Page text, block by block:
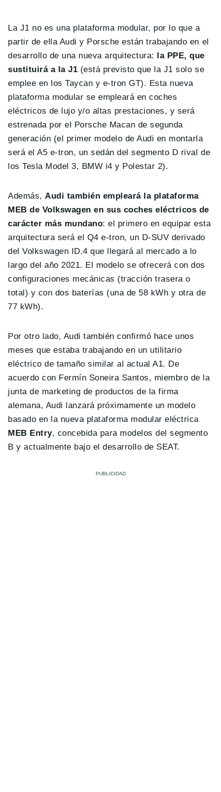
La J1 no es una plataforma modular, por lo que a
partir de ella Audi y Porsche están trabajando en el
desarrollo de una nueva arquitectura:
la PPE, que
sustituirá a la J1 (está previsto que la J1 solo se
emplee en los Taycan y e-tron GT). Esta nueva
plataforma modular se empleará en coches
eléctricos de lujo y/o altas prestaciones, y será
estrenada por el Porsche Macan de segunda
generación (el primer modelo de Audi en montarla
será el A5 e-tron, un sedán del segmento D rival de
los Tesla Model 3, BMW i4 y Polestar 2).
Además,Audi también empleará la plataforma
MEB de Volkswagen en sus coches eléctricos de
carácter más mundano: el primero en equipar esta
arquitectura será el Q4 e-tron, un D-SUV derivado
del Volkswagen ID.4 que llegará al mercado a lo
largo del año 2021. El modelo se ofrecerá con dos
configuraciones mecánicas (tracción trasera o
total) y con dos baterías (una de 58 kWh y otra de
77 kWh).
Por otro lado, Audi también confirmó hace unos
meses que estaba trabajando en un utilitario
eléctrico de tamaño similar al actual A1. De
acuerdo con Fermín Soneira Santos, miembro de la
junta de marketing de productos de la firma
alemana, Audi lanzará próximamente un modelo
basado en la nueva plataforma modular eléctrica
MEB Entry, concebida para modelos del segmento
B y actualmente bajo el desarrollo de SEAT.